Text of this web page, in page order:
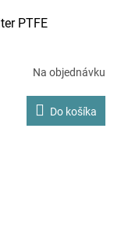
PTFE
Na objednávku
Do košíka